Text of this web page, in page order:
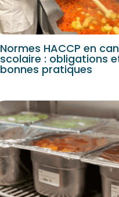
Normes HACCP en
scolaire : obligations
bonnes pratiques